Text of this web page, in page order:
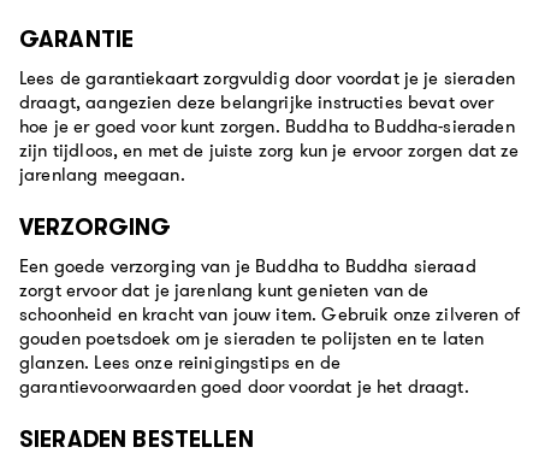
GARANTIE
Lees de garantiekaart zorgvuldig door voordat je je sieraden
draagt, aangezien deze belangrijke instructies bevat over
hoe je er goed voor kunt zorgen. Buddha to Buddha-sieraden
zijn tijdloos, en met de juiste zorg kun je ervoor zorgen dat ze
jarenlang meegaan.
VERZORGING
Een goede verzorging van je Buddha to Buddha sieraad
zorgt ervoor dat je jarenlang kunt genieten van de
schoonheid en kracht van jouw item. Gebruik onze zilveren of
gouden poetsdoek om je sieraden te polijsten en te laten
glanzen. Lees onze reinigingstips en de
garantievoorwaarden goed door voordat je het draagt.
SIERADEN BESTELLEN